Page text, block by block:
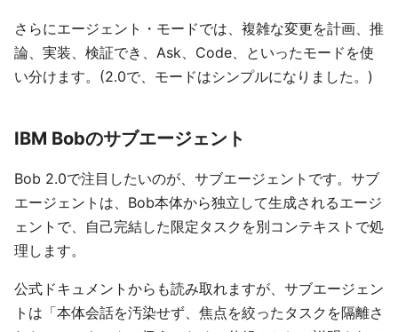
さらにエージェント・モードでは、複雑な変更を計画、推
論、実装、検証でき、Ask、Code、といったモードを使
い分けます。(2.0で、モードはシンプルになりました。)
IBM Bobのサブエージェント
Bob 2.0で注目したいのが、サブエージェントです。サブ
エージェントは、Bob本体から独立して生成されるエージ
ェントで、自己完結した限定タスクを別コンテキストで処
理します。
公式ドキュメントからも読み取れますが、サブエージェン
トは「本体会話を汚染せず、焦点を絞ったタスクを隔離さ